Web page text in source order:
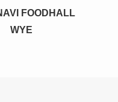
FOODHALL
WYE